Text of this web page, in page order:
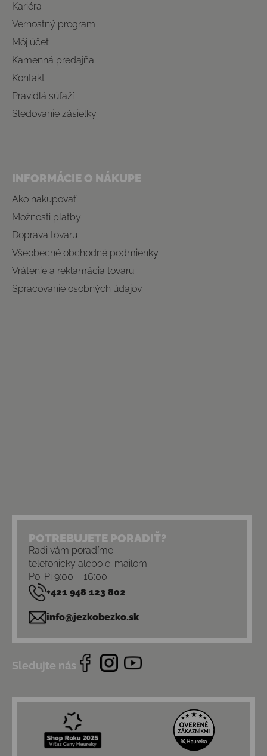
Kariéra
Vernostný program
Môj účet
Kamenná predajňa
Kontakt
Pravidlá súťaží
Sledovanie zásielky
INFORMÁCIE O NÁKUPE
Ako nakupovať
Možnosti platby
Doprava tovaru
Všeobecné obchodné podmienky
Vrátenie a reklamácia tovaru
Spracovanie osobných údajov
POTREBUJETE PORADIŤ?
Radi vám poradíme
telefonicky alebo e-mailom
Po-Pi 9:00 – 16:00
+421 948 123 802
info@jezkobezko.sk
Sledujte nás